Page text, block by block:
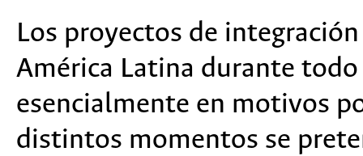
Los proyectos de
América Latina durante
esencialmente en motivos
distintos momentos se